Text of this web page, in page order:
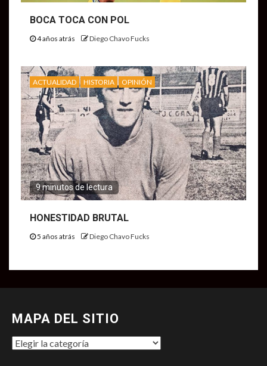
BOCA TOCA CON POL
4 años atrás Diego Chavo Fucks
ACTUALIDAD HISTORIA OPINIÓN
9 minutos de lectura
HONESTIDAD BRUTAL
5 años atrás Diego Chavo Fucks
MAPA DEL SITIO
MAPA